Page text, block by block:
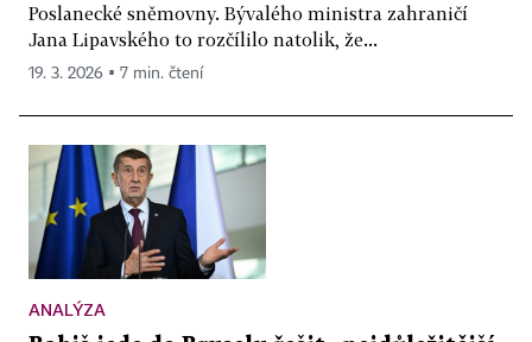
Poslanecké sněmovny. Bývalého ministra zahraničí
Jana Lipavského to rozčílilo natolik, že...
19. 3. 2026 ▪ 7 min. čtení
ANALÝZA